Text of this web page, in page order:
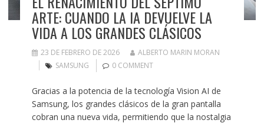
ARTE: CUANDO LA IA DEVUELVE LA
VIDA A LOS GRANDES CLÁSICOS
23 DE FEBRERO DE 2026
ALBERTO MARIN MORAN
SAMSUNG
0 COMMENT
Gracias a la potencia de la tecnología Vision AI de
Samsung, los grandes clásicos de la gran pantalla
cobran una nueva vida, permitiendo que la nostalgia